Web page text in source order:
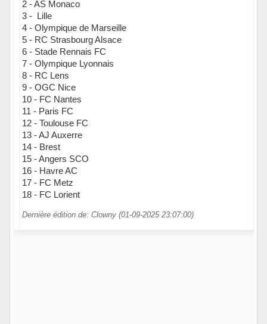
2 - AS Monaco
3 - Lille
4 - Olympique de Marseille
5 - RC Strasbourg Alsace
6 - Stade Rennais FC
7 - Olympique Lyonnais
8 - RC Lens
9 - OGC Nice
10 - FC Nantes
11 - Paris FC
12 - Toulouse FC
13 - AJ Auxerre
14 - Brest
15 - Angers SCO
16 - Havre AC
17 - FC Metz
18 - FC Lorient
Dernière édition de: Clowny (01-09-2025 23:07:00)